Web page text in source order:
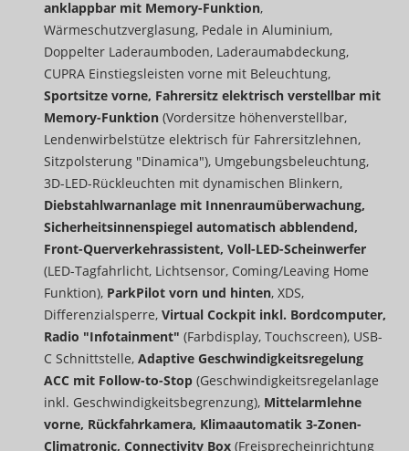
anklappbar mit Memory-Funktion,
Wärmeschutzverglasung, Pedale in Aluminium,
Doppelter Laderaumboden, Laderaumabdeckung,
CUPRA Einstiegsleisten vorne mit Beleuchtung,
Sportsitze vorne, Fahrersitz elektrisch verstellbar mit
Memory-Funktion (Vordersitze höhenverstellbar,
Lendenwirbelstütze elektrisch für Fahrersitzlehnen,
Sitzpolsterung "Dinamica"), Umgebungsbeleuchtung,
3D-LED-Rückleuchten mit dynamischen Blinkern,
Diebstahlwarnanlage mit Innenraumüberwachung,
Sicherheitsinnenspiegel automatisch abblendend,
Front-Querverkehrassistent, Voll-LED-Scheinwerfer
(LED-Tagfahrlicht, Lichtsensor, Coming/Leaving Home
Funktion), ParkPilot vorn und hinten, XDS,
Differenzialsperre, Virtual Cockpit inkl. Bordcomputer,
Radio "Infotainment" (Farbdisplay, Touchscreen), USB-
C Schnittstelle, Adaptive Geschwindigkeitsregelung
ACC mit Follow-to-Stop (Geschwindigkeitsregelanlage
inkl. Geschwindigkeitsbegrenzung), Mittelarmlehne
vorne, Rückfahrkamera, Klimaautomatik 3-Zonen-
Climatronic, Connectivity Box (Freisprecheinrichtung